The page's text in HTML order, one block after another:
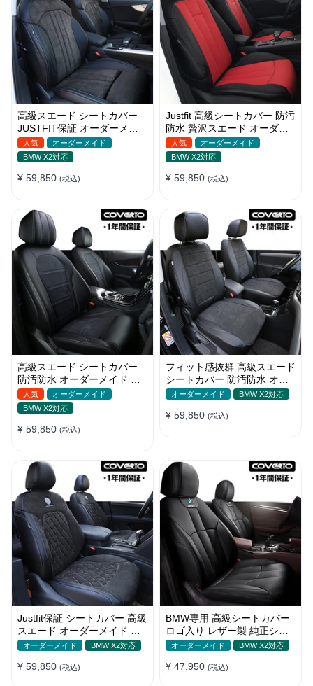
高級スエード シートカバー
JUSTFIT保証 オーダーメイ
ド ロゴ入り 耐摩耗性 全席セ
ット
人気
オーダーメイド
BMW X2対応
¥ 59,850 (税込)
Justfit 高級シートカバー 防汚
防水 贅沢スエード オーダー
メイド オシャレ 全席セット
人気
オーダーメイド
BMW X2対応
¥ 59,850 (税込)
高級スエード シートカバー
防汚防水 オーダーメイド 優
れた耐久性 オシャレ 全席セ
ット
人気
オーダーメイド
BMW X2対応
¥ 59,850 (税込)
フィット感抜群 高級スエード
シートカバー 防汚防水 オー
ダーメイド 耐久性 全席セッ
オーダーメイド BMW X2対応
¥ 59,850 (税込)
Justfit保証 シートカバー 高級
スエード オーダーメイド ロ
ゴ入り 防汚防水 全席セット
オーダーメイド BMW X2対応
¥ 59,850 (税込)
BMW専用 高級シートカバー
ロゴ入り レザー製 純正シー
ト対応 オーダーメイド 全席
オーダーメイド BMW X2対応
¥ 47,950 (税込)